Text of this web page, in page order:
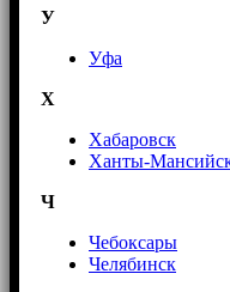
У
Уфа
Х
Хабаровск
Ханты-
Ч
Чебоксары
Челябинск